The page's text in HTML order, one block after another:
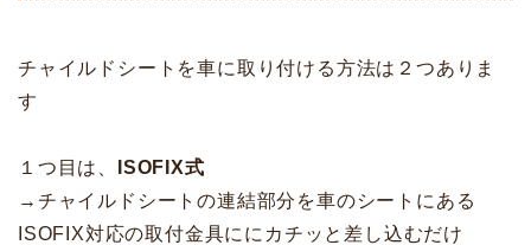
チャイルドシートを車に取り付ける方法は２つありま
す
１つ目は、
ISOFIX式
→チャイルドシートの連結部分を車のシートにある
ISOFIX対応の取付金具ににカチッと差し込むだけ